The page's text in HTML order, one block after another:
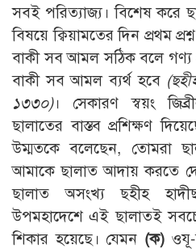
সবই পরিত্যাজ্য। বিশেষ করে
বিষয়ে ক্বিয়ামতের দিন প্রথম
বাকী সব আমল সঠিক বলে গণ্য
বাকী সব আমল ব্যর্থ হবে
১৩৩০)। সেকারণ স্বয়ং
ছালাতের বাস্তব প্রশিক্ষণ
উম্মতকে বলেছেন, তোমরা
আমাকে ছালাত আদায় করতে
ছালাত অসংখ্য ছহীহ
উপমহাদেশে এই ছালাতই
শিকার হয়েছে। যেমন (ক)ওযূ-